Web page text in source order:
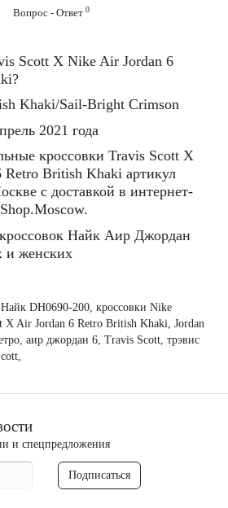
Вопрос - Ответ 0
Scott X Nike Air Jordan 6
Khaki/Sail-Bright Crimson
2021 года
кроссовки Travis Scott X
Retro British Khaki артикул
с доставкой в интернет-
кроссовок Найк Аир Джордан
и женских
Найк DH0690-200, кроссовки Nike
X Air Jordan 6 Retro British Khaki, Jordan
, аир джордан 6, Travis Scott, трэвис
,
и спецпредложения
Подписаться